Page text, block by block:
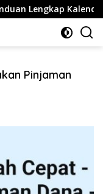
Lengkap
Pinjaman